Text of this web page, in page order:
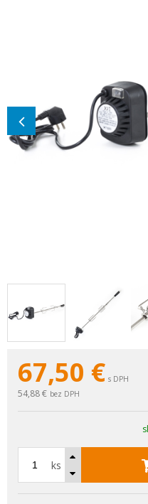
67,50 € s DPH
54,88 € bez DPH
ks